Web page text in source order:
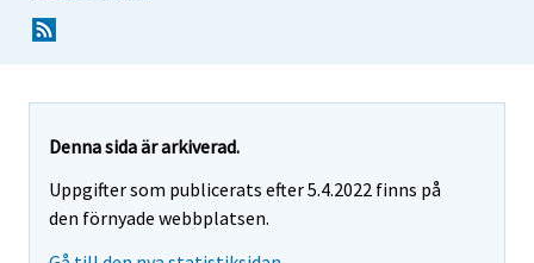
Denna sida är arkiverad.
Uppgifter som publicerats efter 5.4.2022 finns på
den förnyade webbplatsen.